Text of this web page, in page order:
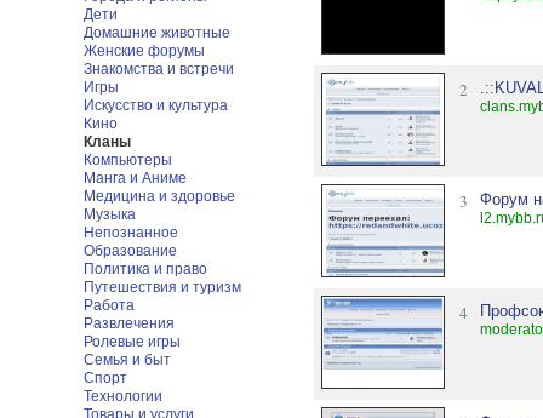
Дети
Домашние животные
Женские форумы
Знакомства и встречи
Игры
Искусство и культура
Кино
Кланы
Компьютеры
Манга и Аниме
Медицина и здоровье
Музыка
Непознанное
Образование
Политика и право
Путешествия и туризм
Работа
Развлечения
Ролевые игры
Семья и быт
Спорт
Технологии
Товары и услуги
2
3 Форум
4